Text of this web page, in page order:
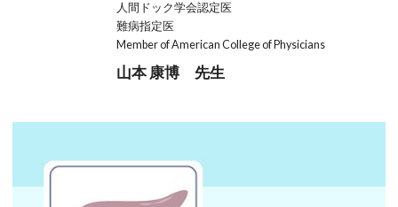
人間ドック学会認定医
難病指定医
Member of American College of Physicians
山本 康博 先生